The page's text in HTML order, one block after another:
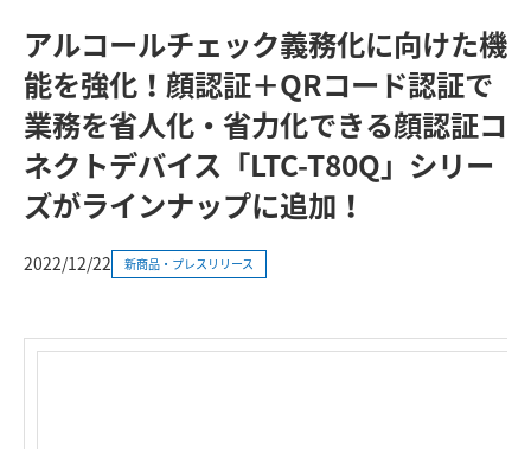
アルコールチェック義務化に向けた機
能を強化！顔認証＋QRコード認証で
業務を省人化・省力化できる顔認証コ
ネクトデバイス「LTC-T80Q」シリー
ズがラインナップに追加！
2022/12/22 新商品・プレスリリース